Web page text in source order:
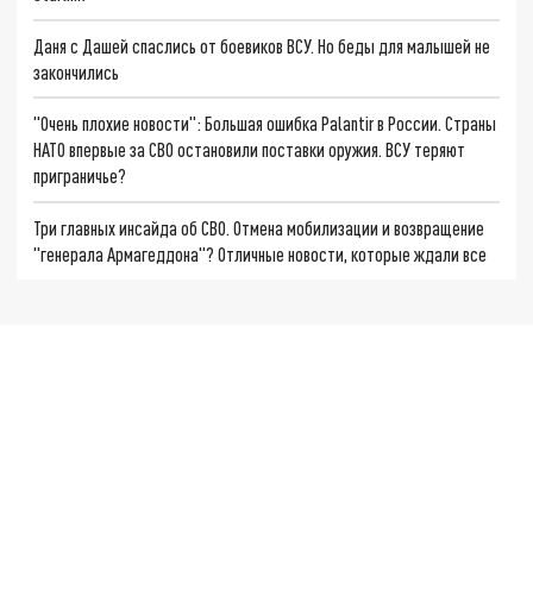
Даня с Дашей спаслись от боевиков ВСУ. Но беды для малышей не
закончились
"Очень плохие новости": Большая ошибка Palantir в России. Страны
НАТО впервые за СВО остановили поставки оружия. ВСУ теряют
приграничье?
Три главных инсайда об СВО. Отмена мобилизации и возвращение
"генерала Армагеддона"? Отличные новости, которые ждали все